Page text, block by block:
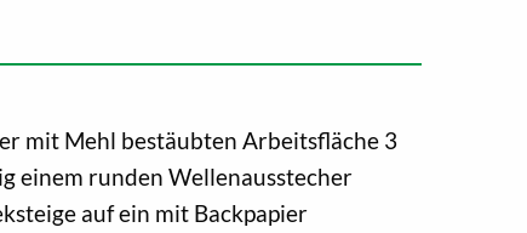
mit Mehl bestäubten Arbeitsfläche 3
einem runden Wellenausstecher
auf ein mit Backpapier